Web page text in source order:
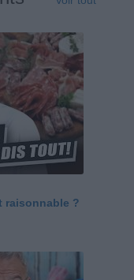
raisonnable ?